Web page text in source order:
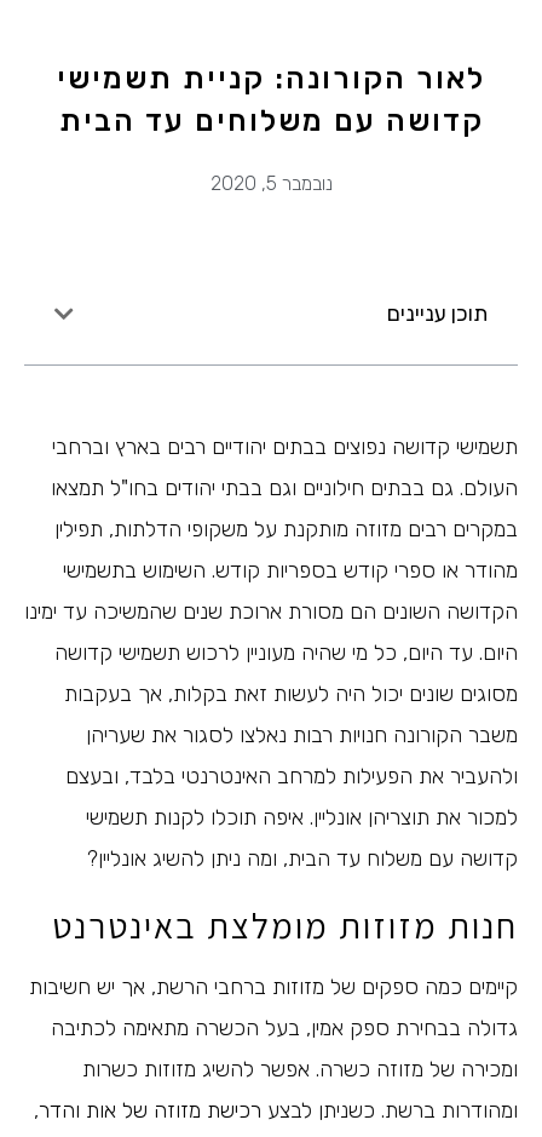
לאור הקורונה: קניית תשמישי
קדושה עם משלוחים עד הבית
נובמבר 5, 2020
תוכן עניינים
תשמישי קדושה נפוצים בבתים יהודיים רבים בארץ וברחבי
העולם. גם בבתים חילוניים וגם בבתי יהודים בחו"ל תמצאו
במקרים רבים מזוזה מותקנת על משקופי הדלתות, תפילין
מהודר או ספרי קודש בספריות קודש. השימוש בתשמישי
הקדושה השונים הם מסורת ארוכת שנים שהמשיכה עד ימינו
היום. עד היום, כל מי שהיה מעוניין לרכוש תשמישי קדושה
מסוגים שונים יכול היה לעשות זאת בקלות, אך בעקבות
משבר הקורונה חנויות רבות נאלצו לסגור את שעריהן
ולהעביר את הפעילות למרחב האינטרנטי בלבד, ובעצם
למכור את תוצריהן אונליין. איפה תוכלו לקנות תשמישי
קדושה עם משלוח עד הבית, ומה ניתן להשיג אונליין?
חנות מזוזות מומלצת באינטרנט
קיימים כמה ספקים של מזוזות ברחבי הרשת, אך יש חשיבות
גדולה בבחירת ספק אמין, בעל הכשרה מתאימה לכתיבה
ומכירה של מזוזה כשרה. אפשר להשיג מזוזות כשרות
ומהודרות ברשת. כשניתן לבצערכישת מזוזה של אות והדר,